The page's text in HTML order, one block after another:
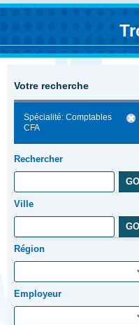
Votre recherche
Spécialité: Comptables
CFA
Rechercher
Ville
Région
Employeur